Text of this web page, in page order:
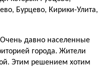
Бурцево, Кирики-Улита,
давно населенные
города. Жители
Этим решением хотим